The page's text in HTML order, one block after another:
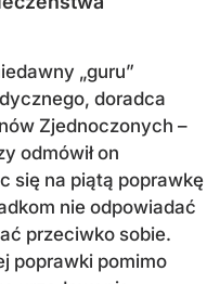
„guru”
doradca
Zjednoczonych –
odmówił on
się na piątą poprawkę
nie odpowiadać
przeciwko sobie.
poprawki pomimo